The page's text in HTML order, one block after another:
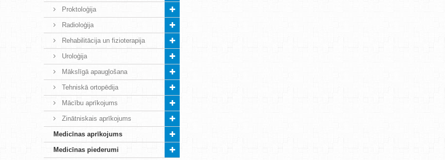
Proktoloģija
Radioloģija
Rehabilitācija un fizioterapija
Uroloģija
Mākslīgā apaugļošana
Tehniskā ortopēdija
Mācību aprīkojums
Zinātniskais aprīkojums
Medicīnas aprīkojums
Medicīnas piederumi